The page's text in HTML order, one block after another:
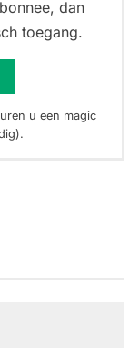
dan
toegang.
u een magic